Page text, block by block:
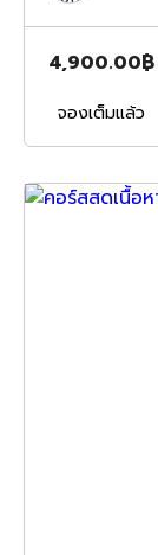
4,900.00฿
จองเต็มแล้ว